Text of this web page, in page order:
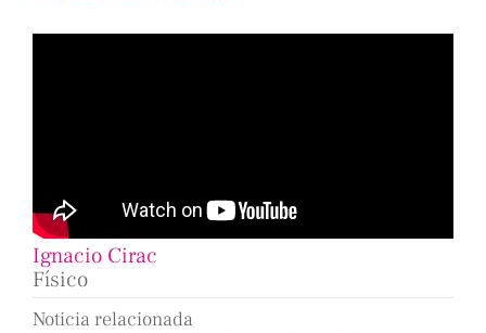
Ignacio Cirac
Físico
Noticia relacionada